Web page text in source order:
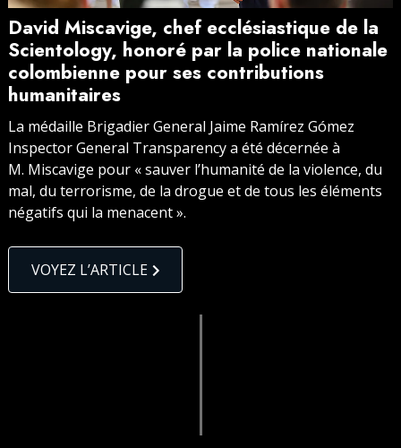
David Miscavige, chef ecclésiastique de la
Scientology, honoré par la police nationale
colombienne pour ses contributions
humanitaires
La médaille Brigadier General Jaime Ramírez Gómez
Inspector General Transparency a été décernée à
M. Miscavige pour « sauver l’humanité de la violence, du
mal, du terrorisme, de la drogue et de tous les éléments
négatifs qui la menacent ».
VOYEZ L’ARTICLE